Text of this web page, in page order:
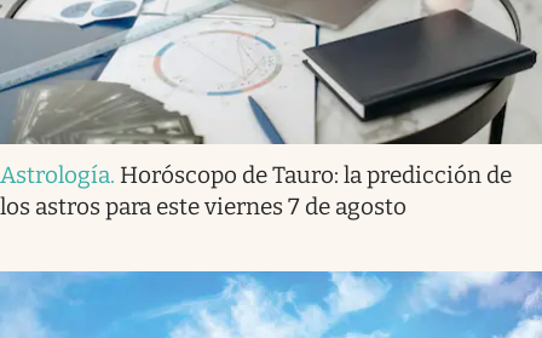
Astrología. Horóscopo de Tauro: la predicción de
los astros para este viernes 7 de agosto